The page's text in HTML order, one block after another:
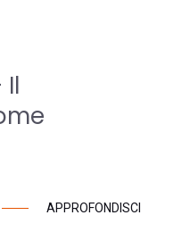
Il
APPROFONDISCI